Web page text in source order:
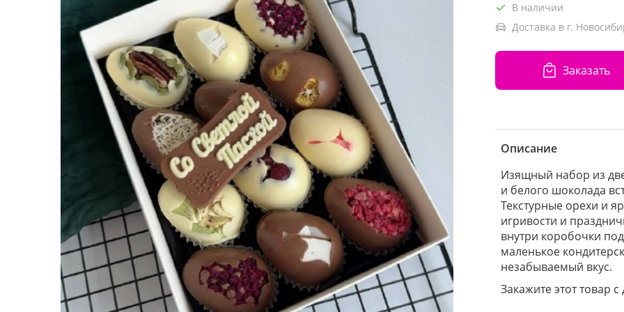
В наличии
Доставка в г.
Заказать
Описание
Изящный набор из
и белого шоколада
Текстурные орехи и
игривости и
внутри коробочки
маленькое
незабываемый вкус.
Закажите этот товар